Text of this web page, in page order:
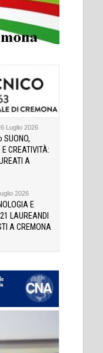
Luglio 2026
CREATIVITÀ:
A
2026
E
LAUREANDI
A CREMONA